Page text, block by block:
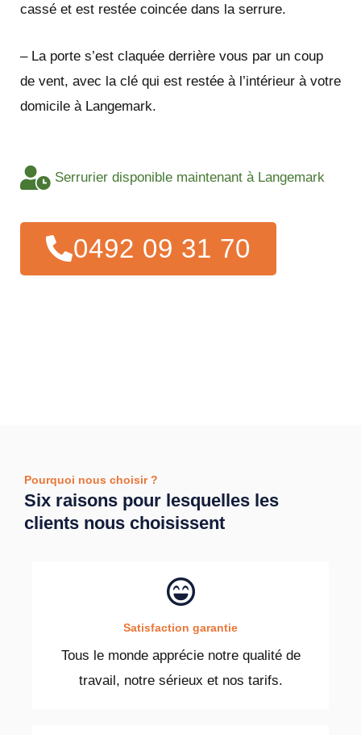
cassé et est restée coincée dans la serrure.
– La porte s’est claquée derrière vous par un coup
de vent, avec la clé qui est restée à l’intérieur à votre
domicile à Langemark.
Serrurier disponible maintenant à Langemark
0492 09 31 70
Pourquoi nous choisir ?
Six raisons pour lesquelles les
clients nous choisissent
Satisfaction garantie
Tous le monde apprécie notre qualité de
travail, notre sérieux et nos tarifs.